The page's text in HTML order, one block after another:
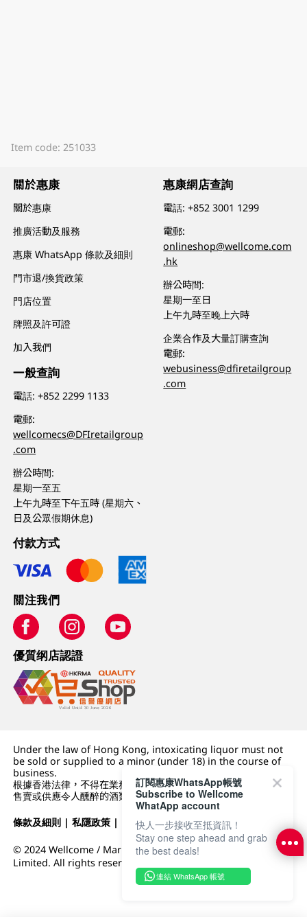
Item code: 251033
關於惠康
關於惠康
推廣活動及服務
惠康 WhatsApp 條款及細則
門市退/換貨政策
門店位置
牌照及許可證
加入我們
一般查詢
電話:+852 2299 1133
電郵:
wellcomecs@DFIretailgroup
.com
辦公時間:
星期一至五
上午九時至下午五時 (星期六、
日及公眾假期休息)
惠康網店查詢
電話:+852 3001 1299
電郵:
onlineshop@wellcome.com
.hk
辦公時間:
星期一至日
上午九時至晚上六時
企業合作及大量訂購查詢
電郵:
webusiness@dfiretailgroup
.com
付款方式
關注我們
優質纲店認證
Under the law of Hong Kong, intoxicating liquor must not
be sold or supplied to a minor (under 18) in the course of
business.
根據香港法律，不得在業務過程中，向未成年人 (18 歲以下人士)
售賣或供應令人醺醉的酒類。
條款及細則 |私隱政策 | DFI零售集團
© 2024 Wellcome / Market Place. The Dairy Farm Company
Limited. All rights reserved.
訂閱惠康WhatsApp帳號
Subscribe to Wellcome
WhatApp account
快人一步接收至抵資訊！
Stay one step ahead and grab
the best deals!
連結 WhatsApp 帳號